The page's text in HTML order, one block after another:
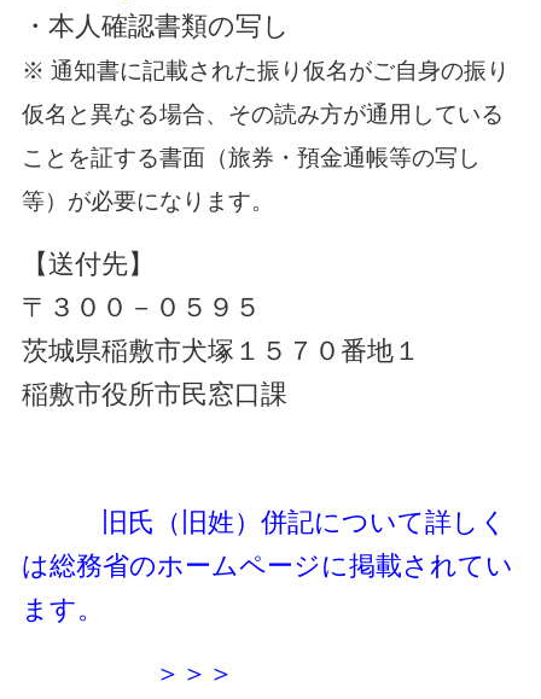
・本人確認書類の写し
※ 通知書に記載された振り仮名がご自身の振り
仮名と異なる場合、その読み方が通用している
ことを証する書面（旅券・預金通帳等の写し
等）が必要になります。
【送付先】
〒３００－０５９５
茨城県稲敷市犬塚１５７０番地１
稲敷市役所市民窓口課
旧氏（旧姓）併記について詳しく
は総務省のホームページに掲載されてい
ます。
＞＞＞